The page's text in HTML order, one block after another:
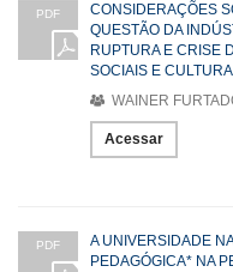
PDF
CONSIDERAÇÕES
QUESTÃO DA
RUPTURA E CRISE
SOCIAIS E
WAINER
Acessar
PDF
A UNIVERSIDADE
PEDAGÓGICA* NA